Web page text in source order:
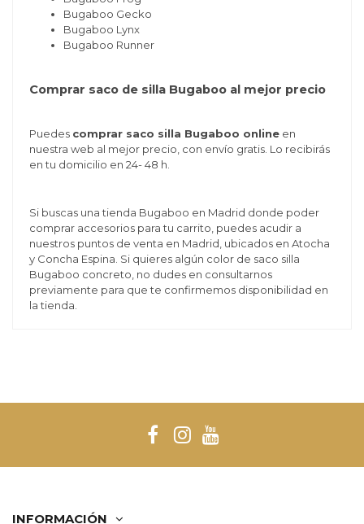
Bugaboo Gecko
Bugaboo Lynx
Bugaboo Runner
Comprar saco de silla Bugaboo al mejor precio
Puedes comprar saco silla Bugaboo onlineen
nuestra web al mejor precio, con envío gratis. Lo recibirás
en tu domicilio en 24- 48 h.
Si buscas una tienda Bugaboo en Madrid donde poder
comprar accesorios para tu carrito, puedes acudir a
nuestros puntos de venta en Madrid, ubicados en Atocha
y Concha Espina. Si quieres algún color de saco silla
Bugaboo concreto, no dudes en consultarnos
previamente para que te confirmemos disponibilidad en
la tienda.
INFORMACIÓN